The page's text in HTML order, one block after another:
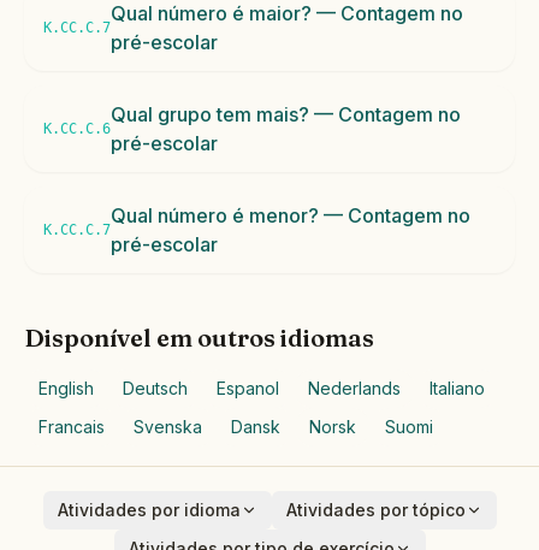
K.CC.C.7
Qual número é maior? — Contagem no
pré-escolar
K.CC.C.6
Qual grupo tem mais? — Contagem no
pré-escolar
K.CC.C.7
Qual número é menor? — Contagem no
pré-escolar
Disponível em outros idiomas
English Deutsch Espanol Nederlands
Italiano
Francais
Svenska Dansk Norsk Suomi
Atividades por idioma Atividades por tópico
Animais